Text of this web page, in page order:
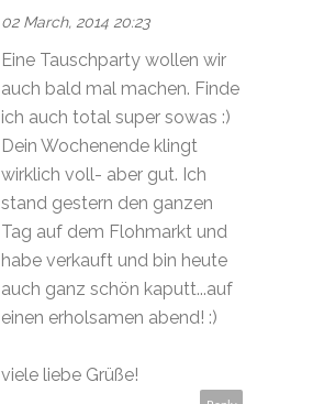
02 March, 2014 20:23
Eine Tauschparty wollen wir
auch bald mal machen. Finde
ich auch total super sowas :)
Dein Wochenende klingt
wirklich voll- aber gut. Ich
stand gestern den ganzen
Tag auf dem Flohmarkt und
habe verkauft und bin heute
auch ganz schön kaputt...auf
einen erholsamen abend! :)
viele liebe Grüße!